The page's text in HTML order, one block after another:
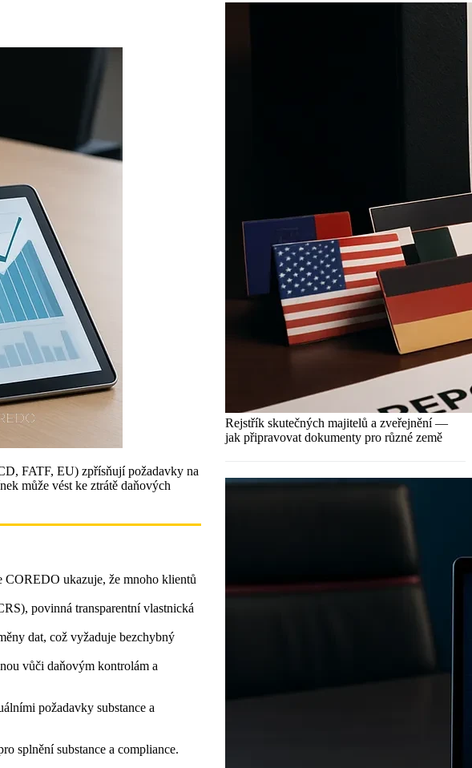
FATF, EU) zpřísňují požadavky na
může vést ke ztrátě daňových
COREDO ukazuje, že mnoho klientů
povinná transparentní vlastnická
dat, což vyžaduje bezchybný
vůči daňovým kontrolám a
požadavky substance a
splnění substance a compliance.
Rejstřík skutečných majitelů a zveřejnění —
jak připravovat dokumenty pro různé země